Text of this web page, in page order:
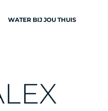
WATER BIJ JOU THUIS
LEX